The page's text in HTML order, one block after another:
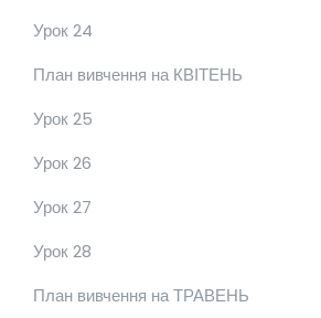
Урок 24
План вивчення на КВІТЕНЬ
Урок 25
Урок 26
Урок 27
Урок 28
План вивчення на ТРАВЕНЬ